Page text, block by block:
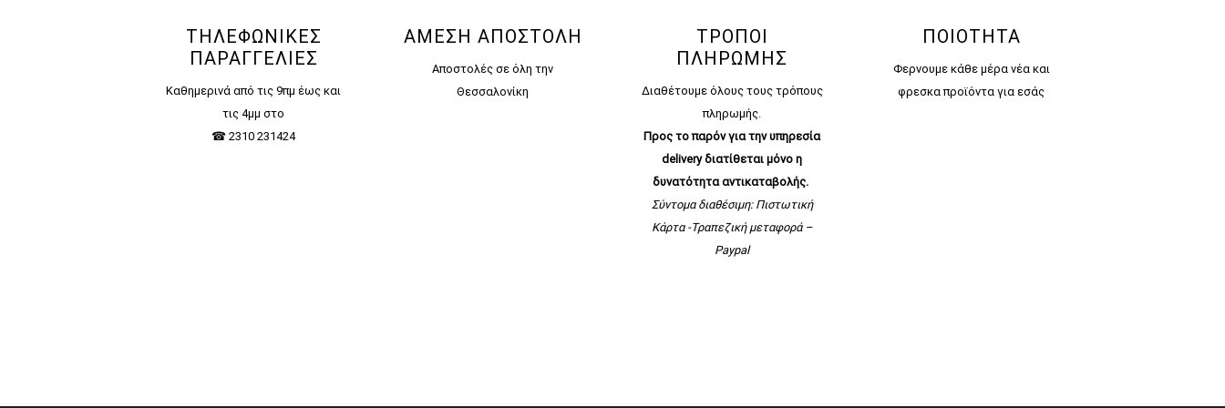
ΤΗΛΕΦΩΝΙΚΕΣ
ΠΑΡΑΓΓΕΛΙΕΣ
Καθημερινά από τις 9πμ έως και
τις 4μμ στο
☎ 2310 231424
ΑΜΕΣΗ ΑΠΟΣΤΟΛΗ
Αποστολές σε όλη την
Θεσσαλονίκη
ΤΡΟΠΟΙ
ΠΛΗΡΩΜΗΣ
Διαθέτουμε όλους τους τρόπους
πληρωμής.
Προς το παρόν για την υπηρεσία
delivery διατίθεται μόνο η
δυνατότητα αντικαταβολής.
Σύντομα διαθέσιμη: Πιστωτική
Κάρτα -Τραπεζική μεταφορά –
Paypal
ΠΟΙΟΤΗΤΑ
Φερνουμε κάθε μέρα νέα και
φρεσκα προϊόντα για εσάς